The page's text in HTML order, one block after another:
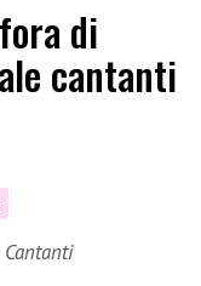
di
cantanti